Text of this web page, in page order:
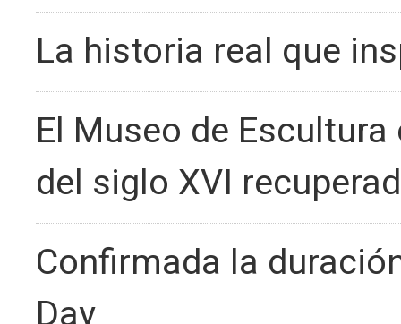
La historia real que
El Museo de
del siglo XVI
Confirmada la